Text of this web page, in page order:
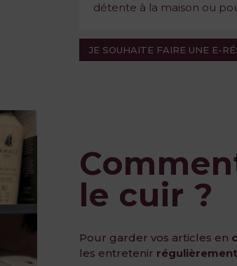
détente à la maison ou
JE SOUHAITE FAIRE UNE E-
le cuir ?
Pour garder vos articles en
les entretenir